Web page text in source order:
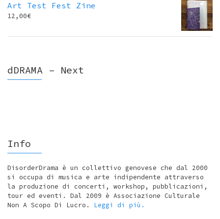
Art Test Fest Zine
12,00€
dDRAMA – Next
Info
DisorderDrama è un collettivo genovese che dal 2000
si occupa di musica e arte indipendente attraverso
la produzione di concerti, workshop, pubblicazioni,
tour ed eventi. Dal 2009 è Associazione Culturale
Non A Scopo Di Lucro. Leggi di più.